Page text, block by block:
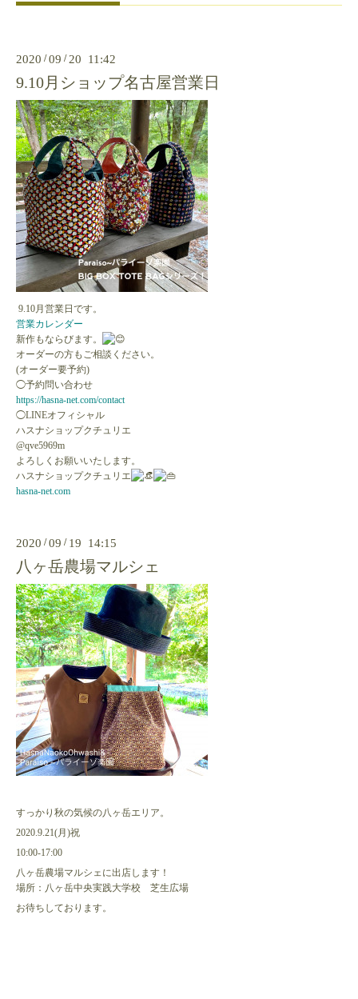
2020 /09 / 20 11:42
9.10月ショップ名古屋営業日
9.10月営業日です。
営業カレンダー
新作もならびます。
オーダーの方もご相談ください。
(オーダー要予約)
◯予約問い合わせ
https://hasna-net.com/contact
◯LINEオフィシャル
ハスナショップクチュリエ
@qve5969m
よろしくお願いいたします。
ハスナショップクチュリエ
hasna-net.com
2020 /09 / 19 14:15
八ヶ岳農場マルシェ
すっかり秋の気候の八ヶ岳エリア。
2020.9.21(月)祝
10:00-17:00
八ヶ岳農場マルシェに出店します！
場所：八ヶ岳中央実践大学校　芝生広場
お待ちしております。